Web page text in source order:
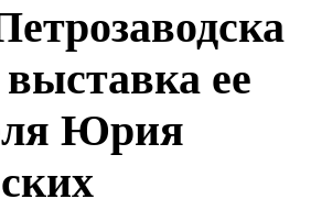
ее
Юрия